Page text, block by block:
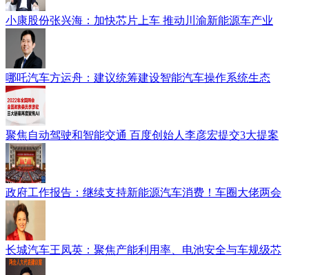
小康股份张兴海：加快芯片上车 推动川渝新能源车产业
哪吒汽车方运舟：建议统筹建设智能汽车操作系统生态
聚焦自动驾驶和智能交通 百度创始人李彦宏提交3大提案
政府工作报告：继续支持新能源汽车消费！车圈大佬两会
长城汽车王凤英：聚焦产能利用率、电池安全与车规级芯